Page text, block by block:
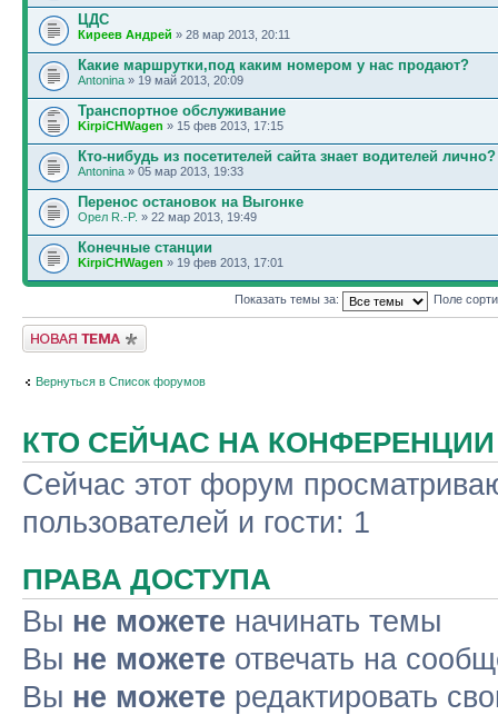
ЦДС
Киреев Андрей » 28 мар 2013, 20:11
Какие маршрутки,под каким номером у нас продают?
Antonina » 19 май 2013, 20:09
Транспортное обслуживание
KirpiCHWagen » 15 фев 2013, 17:15
Кто-нибудь из посетителей сайта знает водителей лично?
Antonina » 05 мар 2013, 19:33
Перенос остановок на Выгонке
Орел R.-P. » 22 мар 2013, 19:49
Конечные станции
KirpiCHWagen » 19 фев 2013, 17:01
Показать темы за: Поле
Новая тема
Вернуться в Список форумов
КТО СЕЙЧАС НА КОНФЕРЕНЦИИ
Сейчас этот форум
пользователей и гости: 1
ПРАВА ДОСТУПА
Вы не можете начинать темы
Вы не можете отвечать на
Вы не можете редактировать